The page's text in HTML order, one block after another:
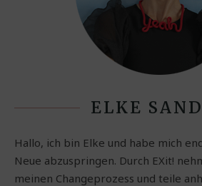
ELKE
Hallo, ich bin Elke und habe mich
Neue abzuspringen. Durch EXit!
meinen Changeprozess und teile